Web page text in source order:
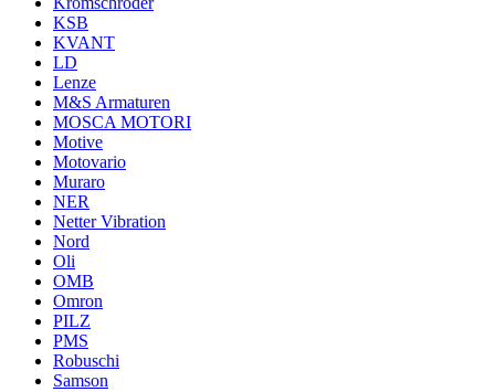
KSB
KVANT
LD
Lenze
M&S Armaturen
MOSCA MOTORI
Motive
Motovario
Muraro
NER
Netter Vibration
Nord
Oli
OMB
Omron
PILZ
PMS
Robuschi
Samson